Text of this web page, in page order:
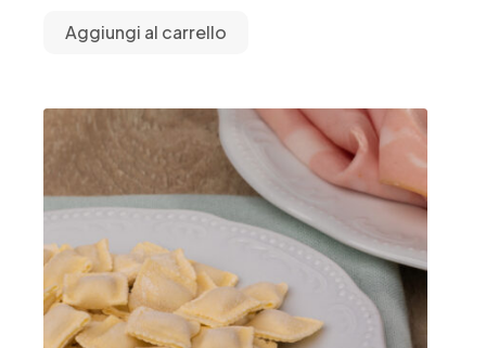
Aggiungi al carrello